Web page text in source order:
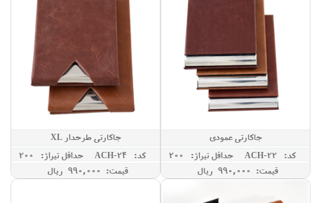
جاکارتی عمودی
کد: ACH-22
حداقل تيراژ: 200
قیمت: 990,000 ريال
جاکارتی طرحدار XL
کد: ACH-24
حداقل تيراژ: 200
قیمت: 990,000 ريال